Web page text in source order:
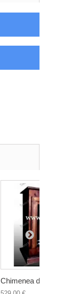
Chimenea de...